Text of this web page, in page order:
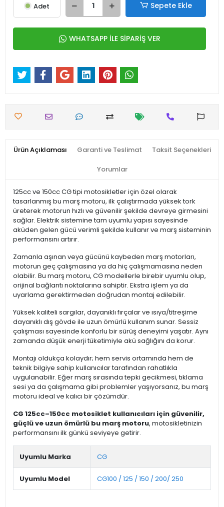
Adet Sepete Ekle
WHATSAPP İLE SİPARİŞ VER
Ürün Açıklaması Garanti ve Teslimat Taksit Seçenekleri
Yorumlar
125cc ve 150cc CG tipi motosikletler için özel olarak
tasarlanmış bu marş motoru, ilk çalıştırmada yüksek tork
üreterek motorun hızlı ve güvenilir şekilde devreye girmesini
sağlar. Elektrik sistemine tam uyumlu yapısı sayesinde
aküden gelen gücü verimli şekilde kullanır ve marş sisteminin
performansını artırır.
Zamanla aşınan veya gücünü kaybeden marş motorları,
motorun geç çalışmasına ya da hiç çalışmamasına neden
olabilir. Bu marş motoru, CG modellerle birebir uyumlu olup,
orijinal bağlantı noktalarına sahiptir. Ekstra işlem ya da
uyarlama gerektirmeden doğrudan montaj edilebilir.
Yüksek kaliteli sargılar, dayanıklı fırçalar ve ısıya/titreşime
dayanıklı dış gövde ile uzun ömürlü kullanım sunar. Sessiz
çalışması sayesinde konforlu bir sürüş deneyimi yaşatır. Aynı
zamanda düşük enerji tüketimiyle akü sağlığını da korur.
Montajı oldukça kolaydır; hem servis ortamında hem de
teknik bilgiye sahip kullanıcılar tarafından rahatlıkla
uygulanabilir. Eğer marş sırasında tepki gecikmesi, tıklama
sesi ya da çalışmama gibi problemler yaşıyorsanız, bu marş
motoru ideal ve kalıcı bir çözümdür.
CG 125cc–150cc motosiklet kullanıcıları için güvenilir,
güçlü ve uzun ömürlü bu marş motoru, motosikletinizin
performansını ilk günkü seviyeye getirir.
Uyumlu Marka CG
Uyumlu Model CG100 / 125 / 150 / 200/ 250